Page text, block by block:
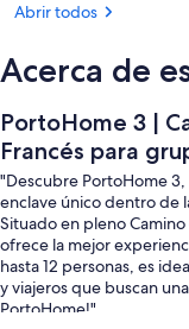
Abrir todos
Acerca de
PortoHome 3 |
Francés para
"Descubre PortoHome
enclave único dentro de
Situado en pleno
ofrece la mejor
hasta 12 personas, es
y viajeros que buscan
PortoHome!"